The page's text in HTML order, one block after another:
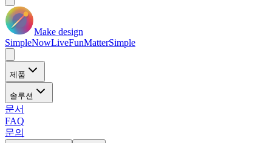
Make design
SimpleNowLiveFunMatterSimple
제품
솔루션
문서
FAQ
문의